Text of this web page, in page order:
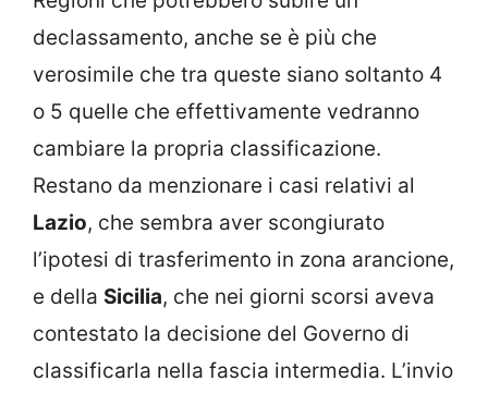
declassamento, anche se è più che
verosimile che tra queste siano soltanto 4
o 5 quelle che effettivamente vedranno
cambiare la propria classificazione.
Restano da menzionare i casi relativi al
Lazio, che sembra aver scongiurato
l’ipotesi di trasferimento in zona arancione,
e della Sicilia, che nei giorni scorsi aveva
contestato la decisione del Governo di
classificarla nella fascia intermedia. L’invio